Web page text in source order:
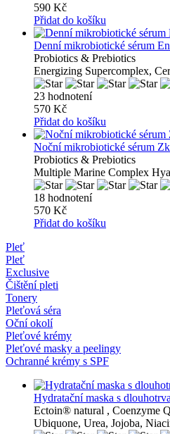
590 Kč
Přidat do košíku
Denní mikrobiotické sérum
Probiotics & Prebiotics
Energizing Supercomplex,
23 hodnotení
570 Kč
Přidat do košíku
Noční mikrobiotické sérum
Probiotics & Prebiotics
Multiple Marine Complex
18 hodnotení
570 Kč
Přidat do košíku
Pleť
Pleť
Exclusive
Čištění pleti
Tonery
Pleťová séra
Oční okolí
Pleťové krémy
Pleťové masky a peelingy
Ochranné krémy s SPF
Hydratační maska ​​s
Ectoin® natural , Coenzyme
Ubiquone, Urea, Jojoba,